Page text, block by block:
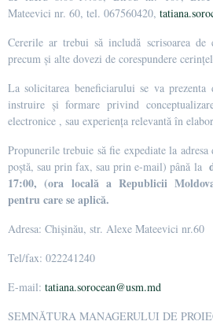
Mateevici nr. 60, tel. 067560420,
Cererile ar trebui să includă scrisoarea
precum și alte dovezi de corespundere
La solicitarea beneficiarului se va
instruire și formare privind
electronice , sau experiența relevantă în
Propunerile trebuie să fie expediate la
poștă, sau prin fax, sau prin e-mail) până la
17:00, (ora locală a Republicii
pentru care se aplică.
Adresa: Chișinău, str. Alexe Mateevici nr.60
Tel/fax: 022241240
E-mail: tatiana.sorocean@usm.md
SEMNĂTURA MANAGERULUI DE